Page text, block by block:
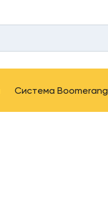
Система Boomerang